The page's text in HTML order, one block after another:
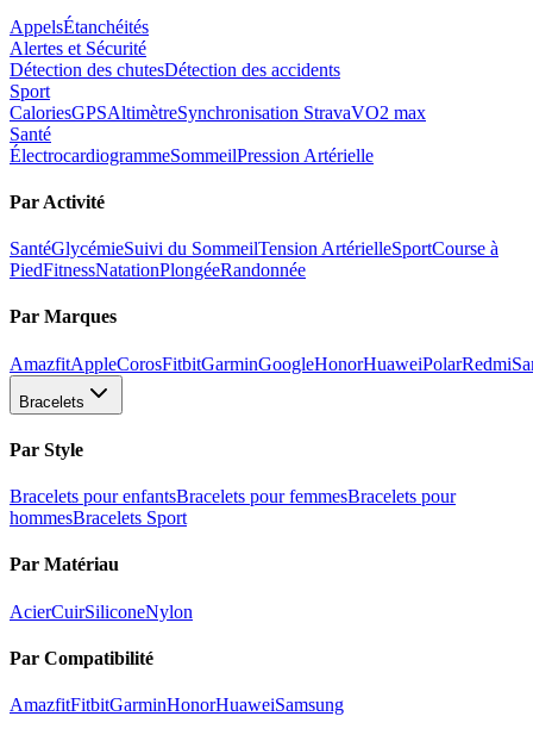
AppelsÉtanchéités
Alertes et Sécurité
Détection des chutesDétection des accidents
Sport
CaloriesGPSAltimètreSynchronisation StravaVO2 max
Santé
ÉlectrocardiogrammeSommeilPression Artérielle
Par Activité
SantéGlycémieSuivi du SommeilTension ArtérielleSportCourse à
PiedFitnessNatationPlongéeRandonnée
Par Marques
AmazfitAppleCorosFitbitGarminGoogleHonorHuaweiPolarRedmi
Bracelets
Par Style
Bracelets pour enfantsBracelets pour femmesBracelets pour
hommesBracelets Sport
Par Matériau
AcierCuirSiliconeNylon
Par Compatibilité
AmazfitFitbitGarminHonorHuaweiSamsung